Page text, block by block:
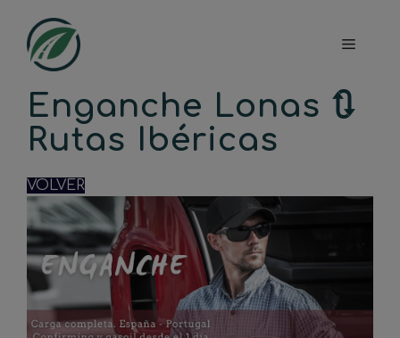
contenido
Menú
Enganche Lonas 🔃
Rutas Ibéricas
VOLVER